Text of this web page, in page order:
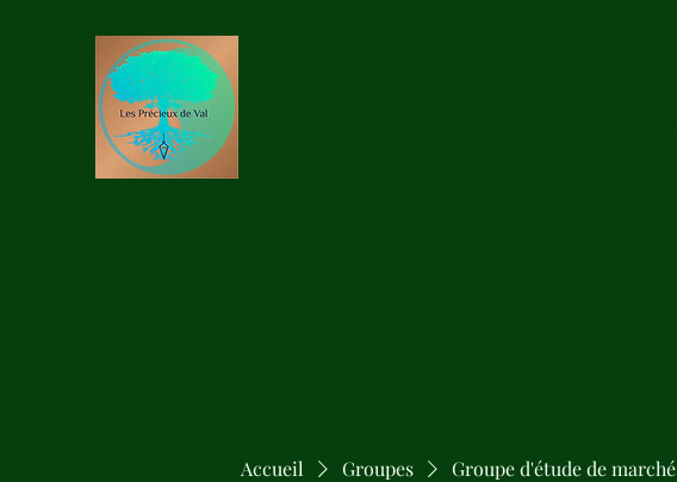
Accueil Groupes Groupe d'étude de marché